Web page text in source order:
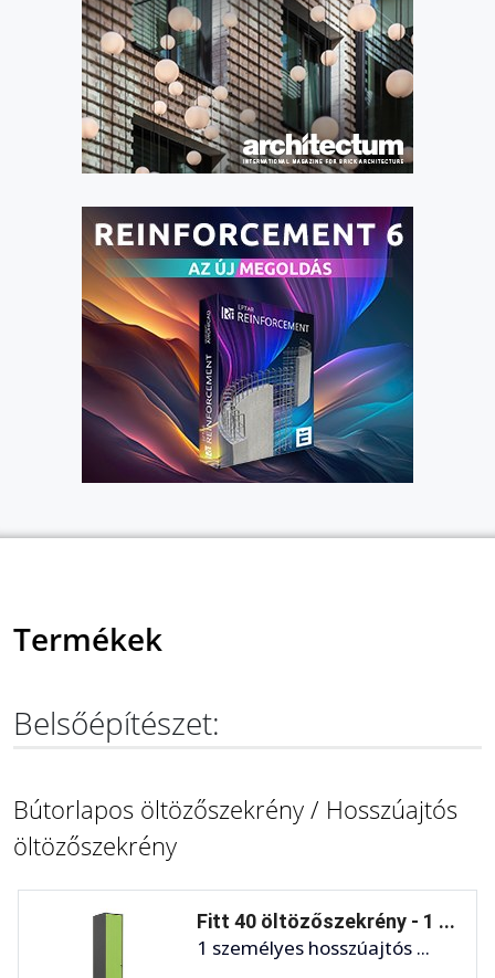
Termékek
Belsőépítészet:
Bútorlapos öltözőszekrény / Hosszúajtós
öltözőszekrény
Fitt 40 öltözőszekrény - 1 ...
1 személyes hosszúajtós ...